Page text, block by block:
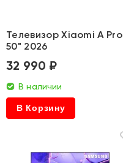
Телевизор Xiaomi A Pro
50" 2026
32 990 ₽
В наличии
В Корзину